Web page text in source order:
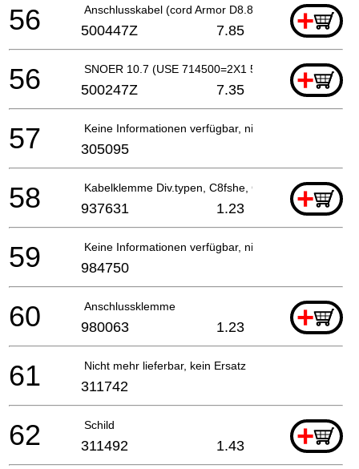
Anschlusskabel (cord Armor D8.8) For Pan+
56 500447Z 7.85
SNOER 10.7 (USE 714500=2X1 5M) +
56 500247Z 7.35
Keine Informationen verfügbar, nicht bestellbar
57 305095
Kabelklemme Div.typen, C8fshe, Cm5sb, C8fse
+
58 937631 1.23
Keine Informationen verfügbar, nicht bestellbar
59 984750
Anschlussklemme +
60 980063 1.23
Nicht mehr lieferbar, kein Ersatz
61 311742
Schild +
62 311492 1.43